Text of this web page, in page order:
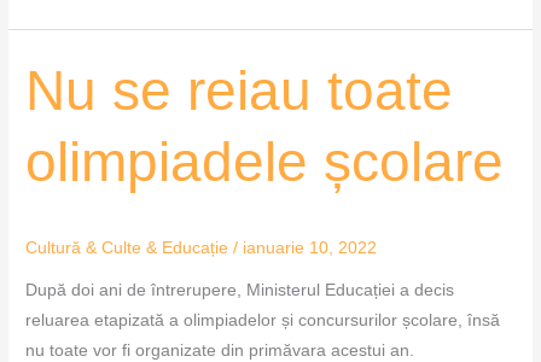
Nu se reiau toate
olimpiadele școlare
Cultură & Culte & Educație / ianuarie 10, 2022
După doi ani de întrerupere, Ministerul Educației a decis
reluarea etapizată a olimpiadelor și concursurilor școlare, însă
nu toate vor fi organizate din primăvara acestui an.
Nu
toate